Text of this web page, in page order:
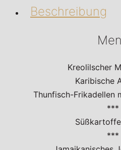
Beschreibung
Kreolilscher
Karibische
Thunfisch-Frikadellen
***
***